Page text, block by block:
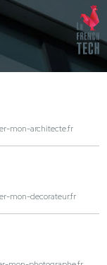
mon-architecte.fr
mon-decorateur.fr